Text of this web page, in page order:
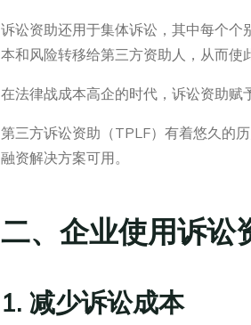
诉讼资助还用于集体诉讼，其中每个
本和风险转移给第三方资助人，从而使
在法律战成本高企的时代，诉讼资助赋
第三方诉讼资助（TPLF）有着悠久的
融资解决方案可用。
二、企业使用诉讼
1. 减少诉讼成本